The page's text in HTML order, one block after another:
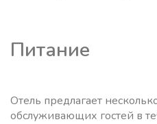
Питание
Отель предлагает
обслуживающих гостей в